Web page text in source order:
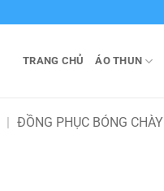
TRANG CHỦ ÁO THUN
| ĐỒNG PHỤC BÓNG CHÀY